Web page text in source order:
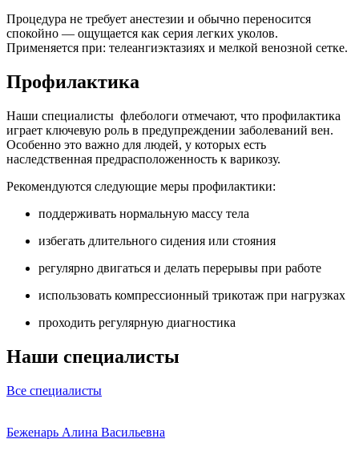
Процедура не требует анестезии и обычно переносится
спокойно — ощущается как серия легких уколов.
Применяется при: телеангиэктазиях и мелкой венозной сетке.
Профилактика
Наши специалисты флебологи отмечают, что профилактика
играет ключевую роль в предупреждении заболеваний вен.
Особенно это важно для людей, у которых есть
наследственная предрасположенность к варикозу.
Рекомендуются следующие меры профилактики:
поддерживать нормальную массу тела
избегать длительного сидения или стояния
регулярно двигаться и делать перерывы при работе
использовать компрессионный трикотаж при нагрузках
проходить регулярную диагностика
Наши специалисты
Все специалисты
Беженарь Алина Васильевна